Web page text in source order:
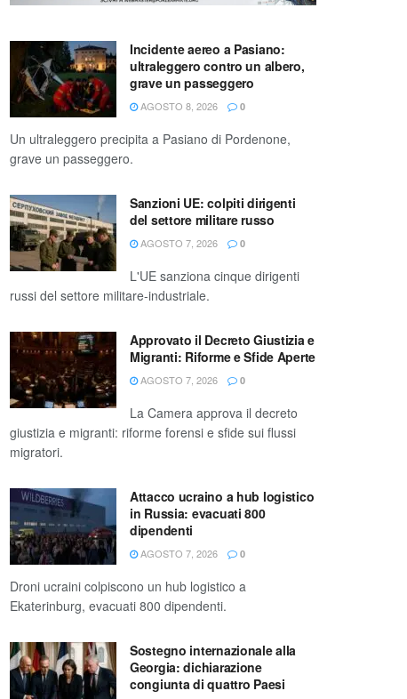
Incidente aereo a Pasiano:
ultraleggero contro un albero,
grave un passeggero
AGOSTO 8, 2026 0
Un ultraleggero precipita a Pasiano di Pordenone,
grave un passeggero.
Sanzioni UE: colpiti dirigenti
del settore militare russo
AGOSTO 7, 2026 0
L'UE sanziona cinque dirigenti
russi del settore militare-industriale.
Approvato il Decreto Giustizia e
Migranti: Riforme e Sfide Aperte
AGOSTO 7, 2026 0
La Camera approva il decreto
giustizia e migranti: riforme forensi e sfide sui flussi
migratori.
Attacco ucraino a hub logistico
in Russia: evacuati 800
dipendenti
AGOSTO 7, 2026 0
Droni ucraini colpiscono un hub logistico a
Ekaterinburg, evacuati 800 dipendenti.
Sostegno internazionale alla
Georgia: dichiarazione
congiunta di quattro Paesi